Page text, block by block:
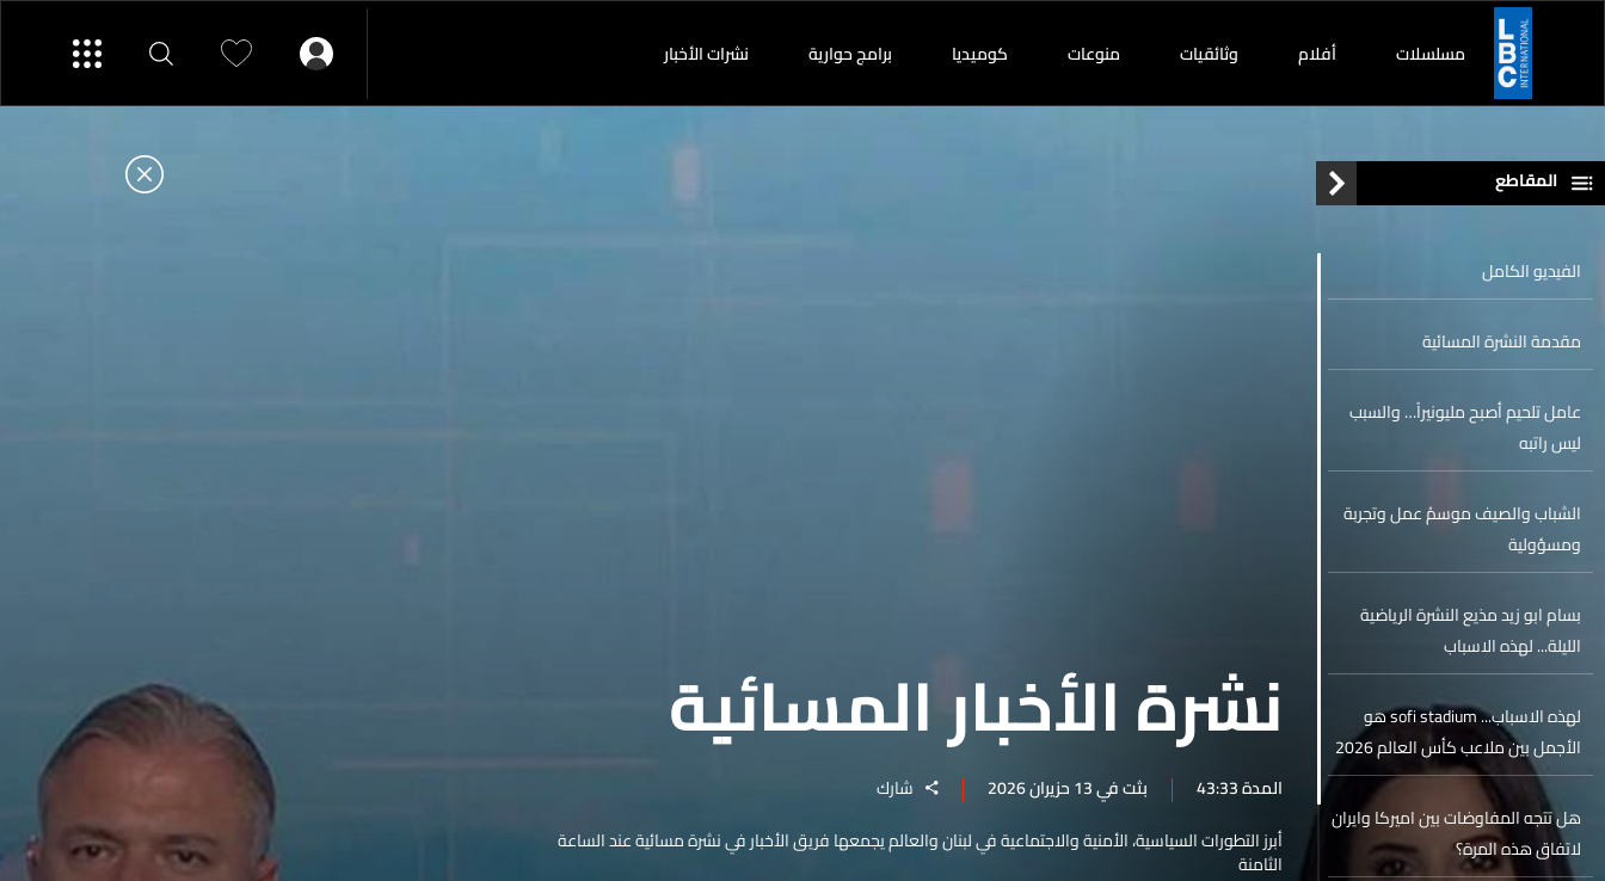
مسلسلات أفلام وثائقيات منوعات كوميديا برامج حوارية نشرات الأخبار
نشرة الأخبار المسائية
المدة 43:33 بثت في 13 حزيران 2026
شارك
أبرز التطورات السياسية، الأمنية والاجتماعية في لبنان والعالم يجمعها فريق الأخبار في نشرة مسائية عند الساعة
الثامنة
المقاطع
الفيديو الكامل
مقدمة النشرة المسائية
عامل تلحيم أصبح مليونيراً… والسبب
ليس راتبه
الشباب والصيف موسمُ عمل وتجربة
ومسؤولية
بسام ابو زيد مذيع النشرة الرياضية
الليلة... لهذه الاسباب
لهذه الاسباب... sofi stadium هو
الأجمل بين ملاعب كأس العالم 2026
هل تتجه المفاوضات بين اميركا وايران
لاتفاق هذه المرة؟